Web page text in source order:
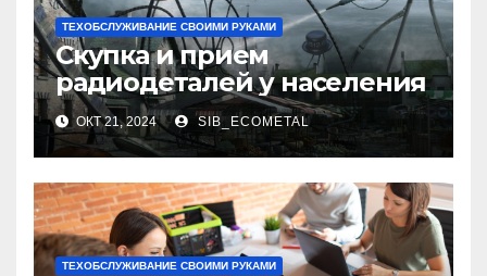
ТЕХОБСЛУЖИВАНИЕ СВОИМИ РУКАМИ
Скупка и прием
радиодеталей у населения
ОКТ 21, 2024 SIB_ECOMETAL
ТЕХОБСЛУЖИВАНИЕ СВОИМИ РУКАМИ